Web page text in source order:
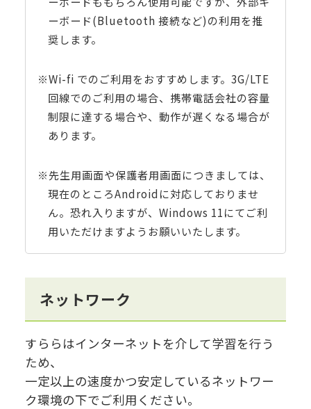
ーボード(Bluetooth 接続など)の利用を推
奨します。
※Wi-fi でのご利用をおすすめします。3G/LTE
回線でのご利用の場合、携帯電話会社の容量
制限に達する場合や、動作が遅くなる場合が
あります。
※先生用画面や保護者用画面につきましては、
現在のところAndroidに対応しておりませ
ん。恐れ入りますが、Windows 11にてご利
用いただけますようお願いいたします。
ネットワーク
すららはインターネットを介して学習を行う
ため、
一定以上の速度かつ安定しているネットワー
ク環境の下でご利用ください。